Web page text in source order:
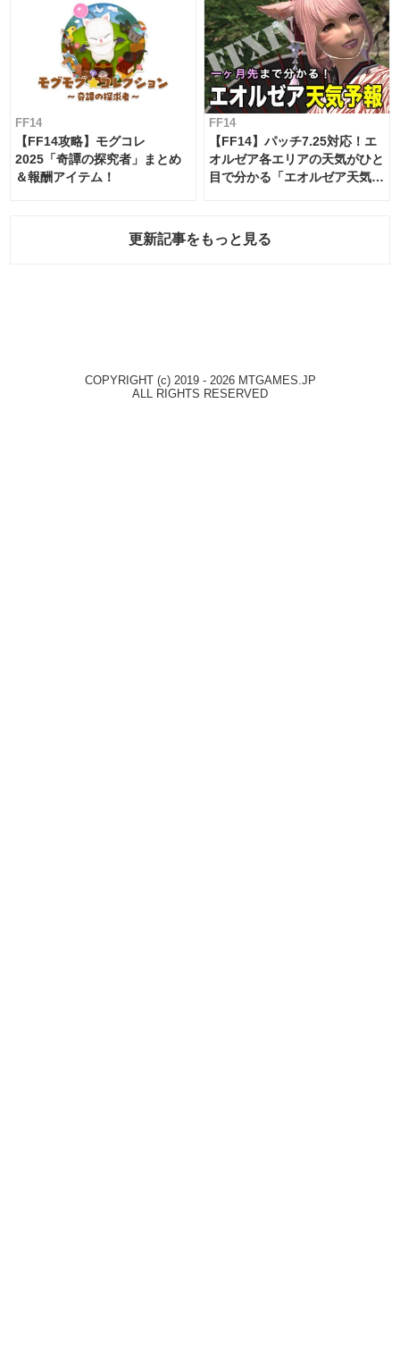
FF14
【FF14攻略】モグコレ
2025「奇譚の探究者」まとめ
＆報酬アイテム！
FF14
【FF14】パッチ7.25対応！エ
オルゼア各エリアの天気がひと
目で分かる「エオルゼア天気予
更新記事をもっと見る
COPYRIGHT (c) 2019 - 2026 MTGAMES.JP
ALL RIGHTS RESERVED